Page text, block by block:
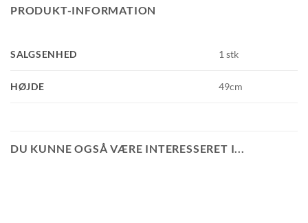
PRODUKT-INFORMATION
SALGSENHED 1 stk
HØJDE 49cm
DU KUNNE OGSÅ VÆRE INTERESSERET I...